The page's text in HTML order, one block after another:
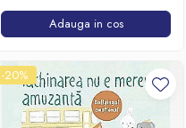
Adauga in cos
-20%